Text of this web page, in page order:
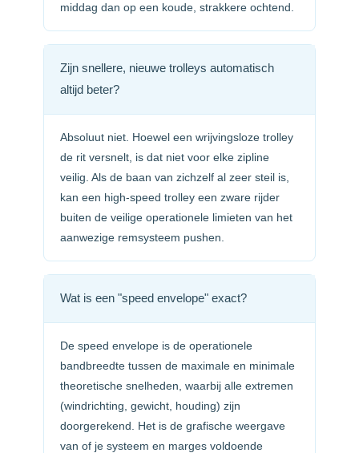
middag dan op een koude, strakkere ochtend.
Zijn snellere, nieuwe trolleys automatisch
altijd beter?
Absoluut niet. Hoewel een wrijvingsloze trolley
de rit versnelt, is dat niet voor elke zipline
veilig. Als de baan van zichzelf al zeer steil is,
kan een high-speed trolley een zware rijder
buiten de veilige operationele limieten van het
aanwezige remsysteem pushen.
Wat is een "speed envelope" exact?
De speed envelope is de operationele
bandbreedte tussen de maximale en minimale
theoretische snelheden, waarbij alle extremen
(windrichting, gewicht, houding) zijn
doorgerekend. Het is de grafische weergave
van of je systeem en marges voldoende